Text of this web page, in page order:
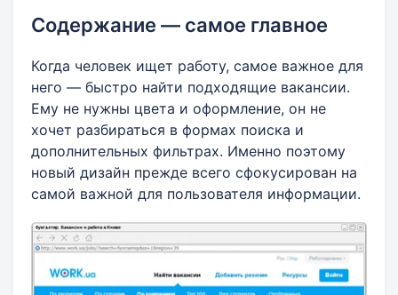
Содержание — самое главное
Когда человек ищет работу, самое важное для
него — быстро найти подходящие вакансии.
Ему не нужны цвета и оформление, он не
хочет разбираться в формах поиска и
дополнительных фильтрах. Именно поэтому
новый дизайн прежде всего сфокусирован на
самой важной для пользователя информации.